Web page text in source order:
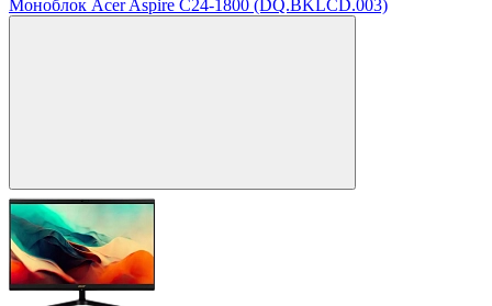
Моноблок Acer Aspire C24-1800 (DQ.BKLCD.003)